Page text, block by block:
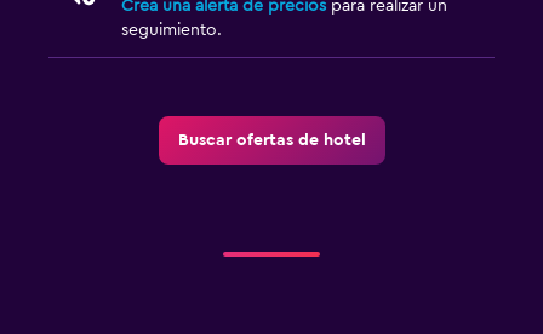
Crea una alerta de precios para realizar un
seguimiento.
Buscar ofertas de hotel